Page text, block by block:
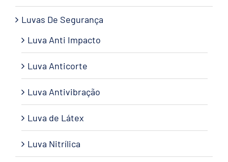
Luvas De Segurança
Luva Anti Impacto
Luva Anticorte
Luva Antivibração
Luva de Látex
Luva Nitrílica